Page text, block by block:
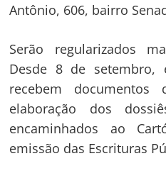
Antônio, 606, bairro
Serão regularizados
Desde 8 de setembro,
recebem
elaboração dos
encaminhados ao
emissão das Escrituras